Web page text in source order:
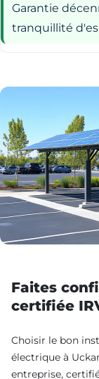
Garantie
tranquillité
Faites
certifiée
Choisir le bon
électrique à
entreprise,